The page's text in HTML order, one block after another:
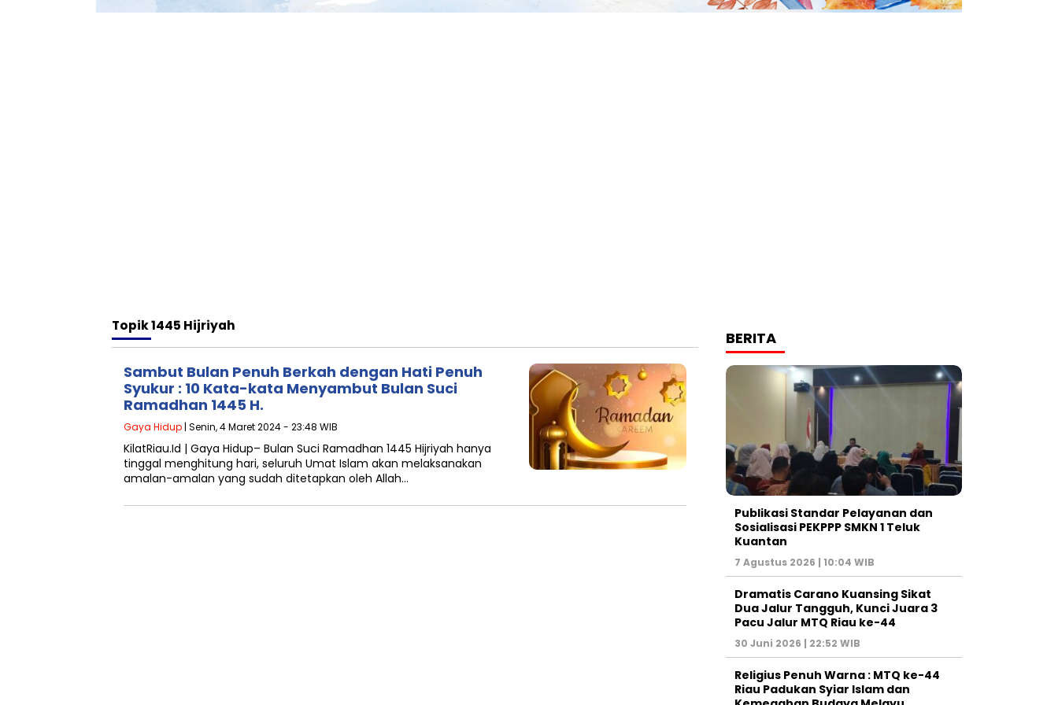
Topik1445 Hijriyah
Sambut Bulan Penuh Berkah dengan Hati Penuh
Syukur : 10 Kata-kata Menyambut Bulan Suci
Ramadhan 1445 H.
Gaya Hidup | Senin, 4 Maret 2024 - 23:48 WIB
KilatRiau.Id | Gaya Hidup– Bulan Suci Ramadhan 1445 Hijriyah hanya
tinggal menghitung hari, seluruh Umat Islam akan melaksanakan
amalan-amalan yang sudah ditetapkan oleh Allah…
BERITA
Publikasi Standar Pelayanan dan
Sosialisasi PEKPPP SMKN 1 Teluk
Kuantan
7 Agustus 2026 | 10:04 WIB
Dramatis Carano Kuansing Sikat
Dua Jalur Tangguh, Kunci Juara 3
Pacu Jalur MTQ Riau ke-44
30 Juni 2026 | 22:52 WIB
Religius Penuh Warna : MTQ ke-44
Riau Padukan Syiar Islam dan